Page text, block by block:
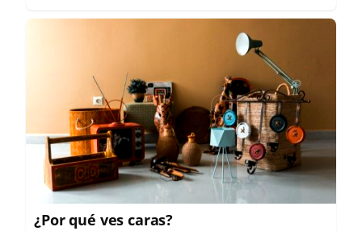
¿Por qué ves caras?